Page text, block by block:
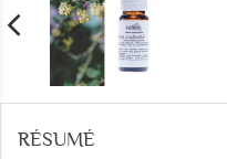
RÉSUMÉ